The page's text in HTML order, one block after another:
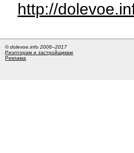
http://
© dolevoe.info 2006–2017
Риэлторам и застройщикам
Реклама